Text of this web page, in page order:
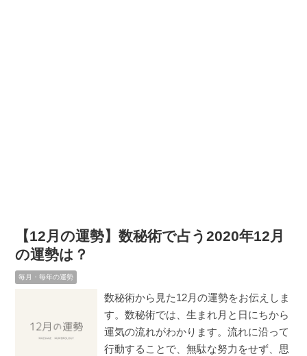
【12月の運勢】数秘術で占う2020年12月
の運勢は？
毎月・毎年の運勢
数秘術から見た12月の運勢をお伝えしま
す。数秘術では、生まれ月と日にちから
運気の流れがわかります。流れに沿って
行動することで、無駄な努力をせず、思